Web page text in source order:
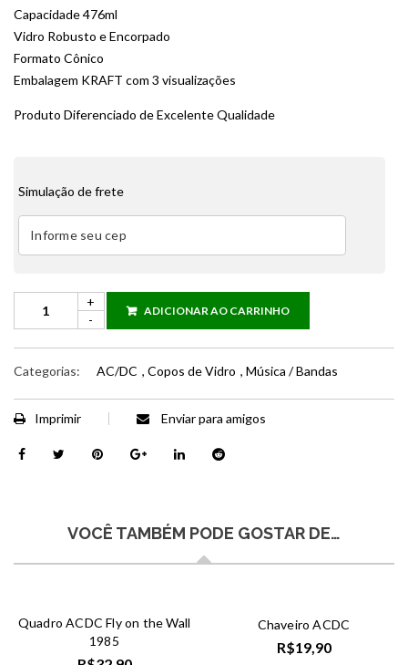
Capacidade 476ml
Vidro Robusto e Encorpado
Formato Cônico
Embalagem KRAFT com 3 visualizações
Produto Diferenciado de Excelente Qualidade
Simulação de frete
ADICIONAR AO CARRINHO
Categorias: AC/DC , Copos de Vidro , Música / Bandas
Imprimir Enviar para amigos
VOCÊ TAMBÉM PODE GOSTAR DE…
Quadro ACDC Fly on the Wall
1985
Chaveiro ACDC
R$19,90